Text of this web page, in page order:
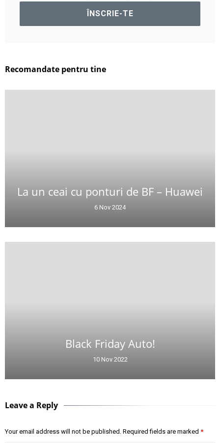
Recomandate pentru tine
La un ceai cu ponturi de BF – Huawei
6 Nov 2024
Black Friday Auto!
10 Nov 2022
Leave a Reply
Your email address will not be published. Required fields are marked *